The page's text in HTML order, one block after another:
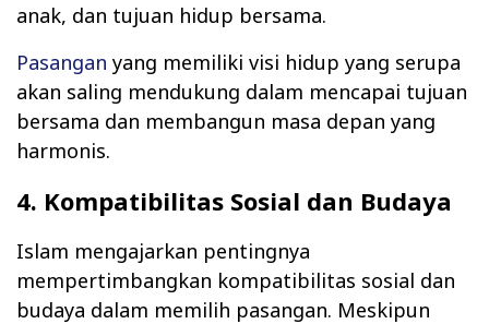
anak, dan tujuan hidup bersama.
Pasangan yang memiliki visi hidup yang serupa
akan saling mendukung dalam mencapai tujuan
bersama dan membangun masa depan yang
harmonis.
4. Kompatibilitas Sosial dan Budaya
Islam mengajarkan pentingnya
mempertimbangkan kompatibilitas sosial dan
budaya dalam memilih pasangan. Meskipun